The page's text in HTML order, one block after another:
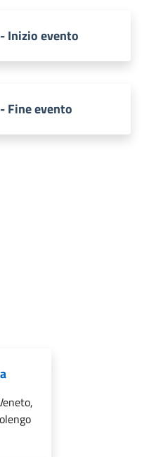
Inizio evento
Fine evento